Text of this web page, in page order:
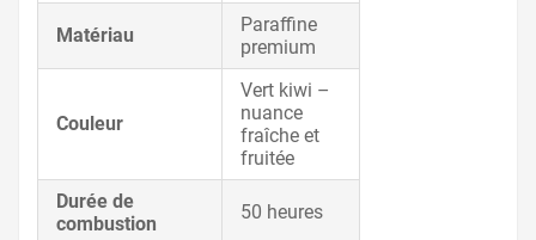
Matériau
Paraffine
premium
Couleur
Vert kiwi –
nuance
fraîche et
fruitée
Durée de
combustion
50 heures